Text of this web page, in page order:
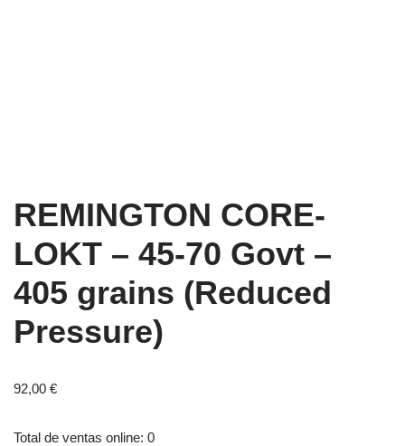
REMINGTON CORE-
LOKT – 45-70 Govt –
405 grains (Reduced
Pressure)
92,00 €
Total de ventas online: 0